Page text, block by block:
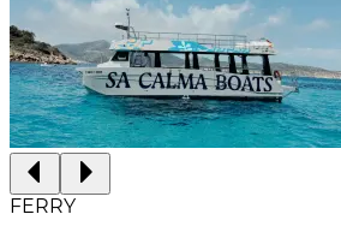
FERRY